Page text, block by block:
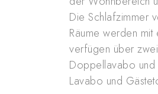
Die Schlafzimmer
Räume werden
verfügen über
Doppellavabo und
Lavabo und